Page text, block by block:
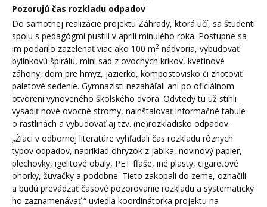
Pozorujú čas rozkladu odpadov
Do samotnej realizácie projektu Záhrady, ktorá učí, sa študenti
spolu s pedagógmi pustili v apríli minulého roka. Postupne sa
im podarilo zazelenať viac ako 100 m2 nádvoria, vybudovať
bylinkovú špirálu, mini sad z ovocných kríkov, kvetinové
záhony, dom pre hmyz, jazierko, kompostovisko či zhotoviť
paletové sedenie. Gymnazisti nezaháľali ani po oficiálnom
otvorení vynoveného školského dvora. Odvtedy tu už stihli
vysadiť nové ovocné stromy, nainštalovať informačné tabule
o rastlinách a vybudovať aj tzv. (ne)rozkladisko odpadov.
„Žiaci v odbornej literatúre vyhľadali čas rozkladu rôznych
typov odpadov, napríklad ohryzok z jablka, novinový papier,
plechovky, igelitové obaly, PET fľaše, iné plasty, cigaretové
ohorky, žuvačky a podobne. Tieto zakopali do zeme, označili
a budú prevádzať časové pozorovanie rozkladu a systematicky
ho zaznamenávať,“ uviedla koordinátorka projektu na